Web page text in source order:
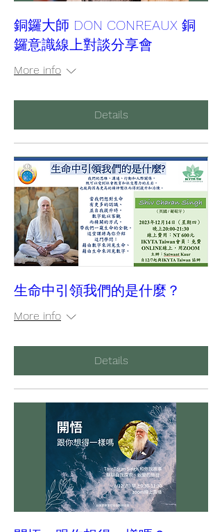
銅鑼大師 DON CONREAUX 銅
鑼意識線上對談分享會
More info
Details
生命中引領我們的是什麼？
More info
Details